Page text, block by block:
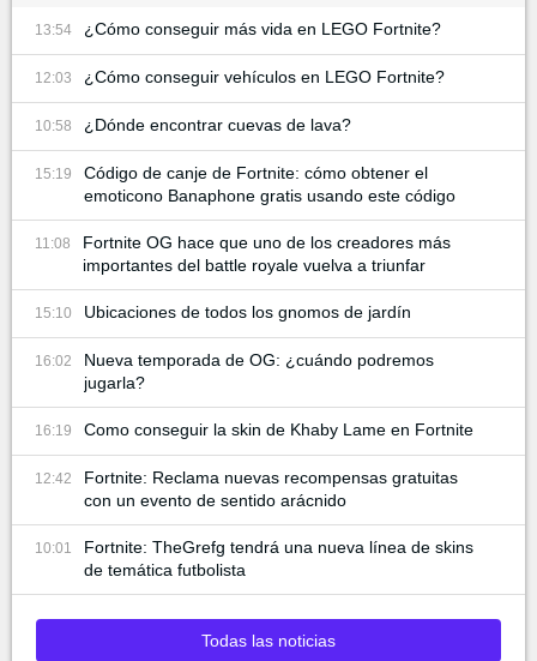
13:54 ¿Cómo conseguir más vida en LEGO Fortnite?
12:03 ¿Cómo conseguir vehículos en LEGO Fortnite?
10:58 ¿Dónde encontrar cuevas de lava?
15:19
Código de canje de Fortnite: cómo obtener el
emoticono Banaphone gratis usando este código
11:08
Fortnite OG hace que uno de los creadores más
importantes del battle royale vuelva a triunfar
15:10 Ubicaciones de todos los gnomos de jardín
16:02
Nueva temporada de OG: ¿cuándo podremos
jugarla?
16:19 Como conseguir la skin de Khaby Lame en Fortnite
12:42
Fortnite: Reclama nuevas recompensas gratuitas
con un evento de sentido arácnido
10:01
Fortnite: TheGrefg tendrá una nueva línea de skins
de temática futbolista
Todas las noticias